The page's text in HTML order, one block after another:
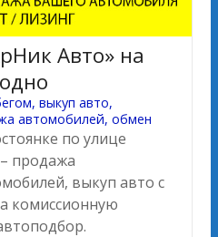
Авто» на
выкуп авто,
автомобилей, обмен
по улице
продажа
выкуп авто с
комиссионную